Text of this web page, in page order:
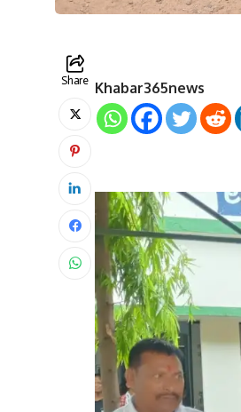
Share Khabar365news